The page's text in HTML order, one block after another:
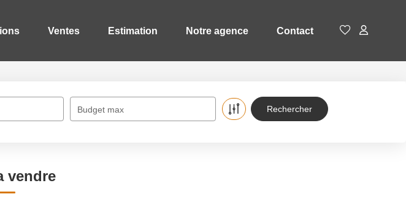
Ventes Estimation Notre agence Contact
Budget max
vendre